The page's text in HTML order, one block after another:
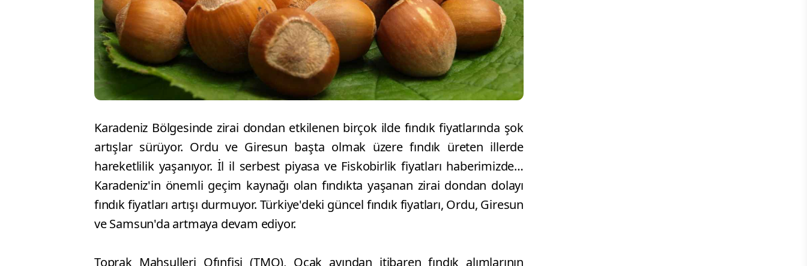
Karadeniz Bölgesinde zirai dondan etkilenen birçok ilde fındık fiyatlarında şok
artışlar sürüyor. Ordu ve Giresun başta olmak üzere fındık üreten illerde
hareketlilik yaşanıyor. İl il serbest piyasa ve Fiskobirlik fiyatları haberimizde…
Karadeniz'in önemli geçim kaynağı olan fındıkta yaşanan zirai dondan dolayı
fındık fiyatları artışı durmuyor. Türkiye'deki güncel fındık fiyatları, Ordu, Giresun
ve Samsun'da artmaya devam ediyor.
Toprak Mahsulleri Ofınfisi (TMO), Ocak ayından itibaren fındık alımlarının